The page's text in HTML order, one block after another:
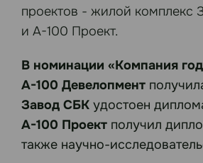
проектов - жилой комплекс
и А-100 Проект.
В номинации «Компания
А-100 Девелопмент
Завод СБК удостоен
А-100 Проект получил
также научно-